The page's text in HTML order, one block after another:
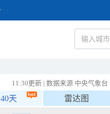
11:30更新 | 数据来源 中央气象台
40天 雷达图